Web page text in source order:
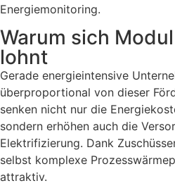
Energiemonitoring.
Warum sich
lohnt
Gerade energieintensive
überproportional von dieser
senken nicht nur die
sondern erhöhen auch die
Elektrifizierung. Dank
selbst komplexe
attraktiv.